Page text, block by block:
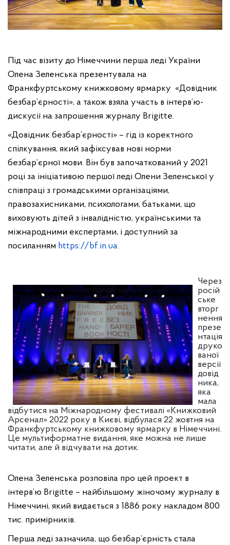
Під час візиту до Німеччини перша леді України
Олена Зеленська презентувала на
Франкфуртському книжковому ярмарку «Довідник
безбар’єрності», а також взяла участь в інтерв’ю-
дискусії на запрошення журналу Brigitte.
«Довідник безбар’єрності» – гід із коректного
спілкування, який зафіксував нові норми
безбар’єрної мови. Він був започаткований у 2021
році за ініціативою першої леді Олени Зеленської у
співпраці з громадськими організаціями,
правозахисниками, психологами, батьками, що
виховують дітей з інвалідністю, українськими та
міжнародними експертами, і доступний за
посиланням https://bf.in.ua.
Через
росій
ське
вторг
нення
презе
нтація
друко
ваної
версії
довід
ника,
яка
мала
відбутися на Міжнародному фестивалі «Книжковий
Арсенал» 2022 року в Києві, відбулася 22 жовтня на
Франкфуртському книжковому ярмарку в Німеччині.
Це мультиформатне видання, яке можна не лише
читати, але й відчувати на дотик.
Олена Зеленська розповіла про цей проект в
інтерв’ю Brigitte – найбільшому жіночому журналу в
Німеччині, який видається з 1886 року накладом 800
тис. примірників.
Перша леді зазначила, що безбар’єрність стала